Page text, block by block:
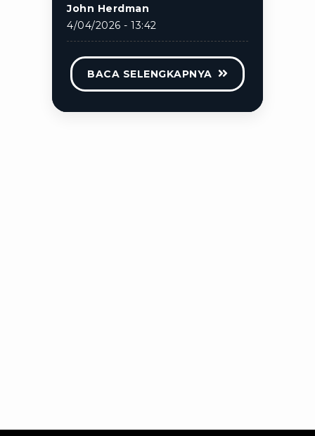
John Herdman
4/04/2026 - 13:42
BACA SELENGKAPNYA